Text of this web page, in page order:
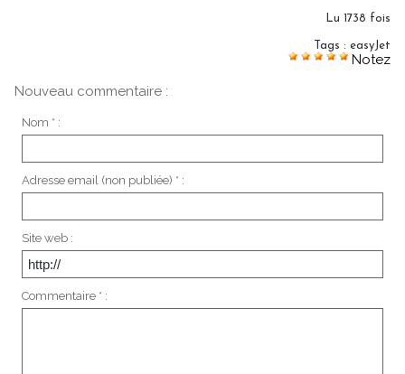
Lu 1738 fois
Tags : easyJet
Notez
Nouveau commentaire :
Nom * :
Adresse email (non publiée) * :
Site web :
Commentaire * :